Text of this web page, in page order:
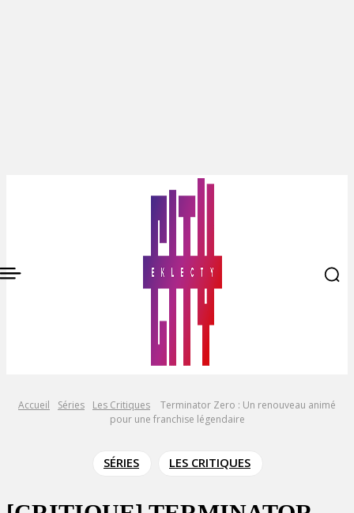
Accueil Séries Les Critiques
Terminator Zero : Un renouveau animé
pour une franchise légendaire
SÉRIES LES CRITIQUES